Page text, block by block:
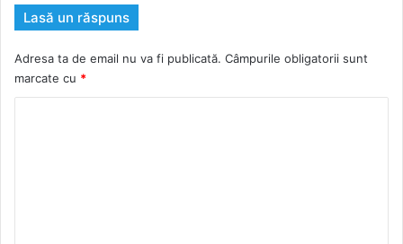
Lasă un răspuns
Adresa ta de email nu va fi publicată. Câmpurile obligatorii sunt
marcate cu *